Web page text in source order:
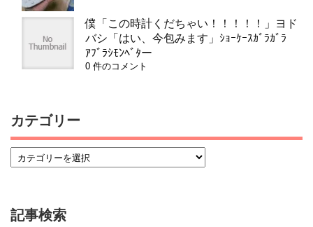
僕「この時計くだちゃい！！！！！」ヨド
バシ「はい、今包みます」ｼｮｰｹｰｽｶﾞﾗｶﾞﾗ
ｱﾌﾞﾗｼﾓﾝﾍﾞﾀー
0 件のコメント
カテゴリー
記事検索